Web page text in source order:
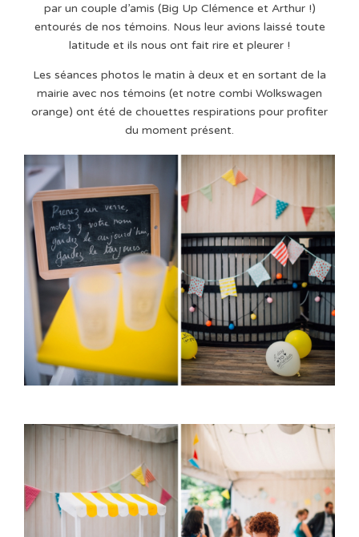
par un couple d’amis (Big Up Clémence et Arthur !)
entourés de nos témoins. Nous leur avions laissé toute
latitude et ils nous ont fait rire et pleurer !
Les séances photos le matin à deux et en sortant de la
mairie avec nos témoins (et notre combi Wolkswagen
orange) ont été de chouettes respirations pour profiter
du moment présent.